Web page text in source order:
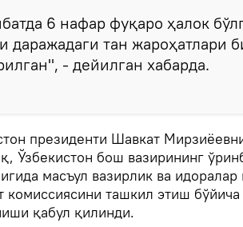
6 нафар фуқаро ҳалок
даражадаги тан жароҳатлари
- дейилган хабарда.
президенти Шавкат
Ўзбекистон бош вазирининг
масъул вазирлик ва идоралар
комиссиясини ташкил этиш
қабул қилинди.